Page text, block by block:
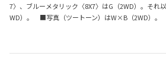
7〉、ブルーメタリック〈8X7〉はG（2WD）。それ
WD）。 ■写真（ツートーン）はW×B（2WD）。